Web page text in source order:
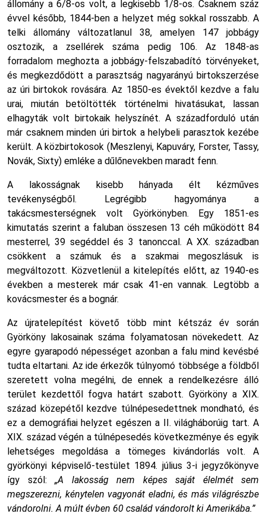
állomány a 6/8-os volt, a legkisebb 1/8-os. Csaknem száz
évvel később, 1844-ben a helyzet még sokkal rosszabb. A
telki állomány változatlanul 38, amelyen 147 jobbágy
osztozik, a zsellérek száma pedig 106. Az 1848-as
forradalom meghozta a jobbágy-felszabadító törvényeket,
és megkezdődött a parasztság nagyarányú birtokszerzése
az úri birtokok rovására. Az 1850-es évektől kezdve a falu
urai, miután betöltötték történelmi hivatásukat, lassan
elhagyták volt birtokaik helyszínét. A századforduló után
már csaknem minden úri birtok a helybeli parasztok kezébe
került. A közbirtokosok (Meszlenyi, Kapuváry, Forster, Tassy,
Novák, Sixty) emléke a dűlőnevekben maradt fenn.
A lakosságnak kisebb hányada élt kézműves
tevékenységből. Legrégibb hagyománya a
takácsmesterségnek volt Györkönyben. Egy 1851-es
kimutatás szerint a faluban összesen 13 céh működött 84
mesterrel, 39 segéddel és 3 tanonccal. A XX. században
csökkent a számuk és a szakmai megoszlásuk is
megváltozott. Közvetlenül a kitelepítés előtt, az 1940-es
években a mesterek már csak 41-en vannak. Legtöbb a
kovácsmester és a bognár.
Az újratelepítést követő több mint kétszáz év során
Györköny lakosainak száma folyamatosan növekedett. Az
egyre gyarapodó népességet azonban a falu mind kevésbé
tudta eltartani. Az ide érkezők túlnyomó többsége a földből
szeretett volna megélni, de ennek a rendelkezésre álló
terület kezdettől fogva határt szabott. Györköny a XIX.
század közepétől kezdve túlnépesedettnek mondható, és
ez a demográfiai helyzet egészen a II. világháborúig tart. A
XIX. század végén a túlnépesedés következménye és egyik
lehetséges megoldása a tömeges kivándorlás volt. A
györkönyi képviselő-testület 1894. július 3-i jegyzőkönyve
így szól: „A lakosság nem képes saját élelmét sem
megszerezni, kénytelen vagyonát eladni, és más világrészbe
vándorolni. A múlt évben 60 család vándorolt ki Amerikába.”